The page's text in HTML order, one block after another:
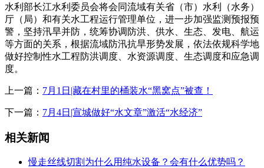
水利部长江水利委员会将会同流域有关省（市）水利（水务）
厅（局）和有关水工程运行管理单位，进一步加强监测预报预
警，坚持汛旱并防，统筹协调防洪、供水、生态、发电、航运
等方面的关系，根据流域防汛抗旱形势发展，依法依规科学地
做好控制性水工程防洪调度、水资源调度、生态调度和应急调
度。
上一篇： 7月1日|藏在村里的桶装水“黑窝点”被查！
下一篇： 7月4日|宣城做好“水文章”激活“水经济”
相关新闻
慢走丝线切割为什么用纯水设备？会有什么优势吗？